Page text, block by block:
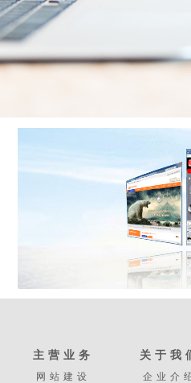
关于我
企业介
主营业务
网站建设